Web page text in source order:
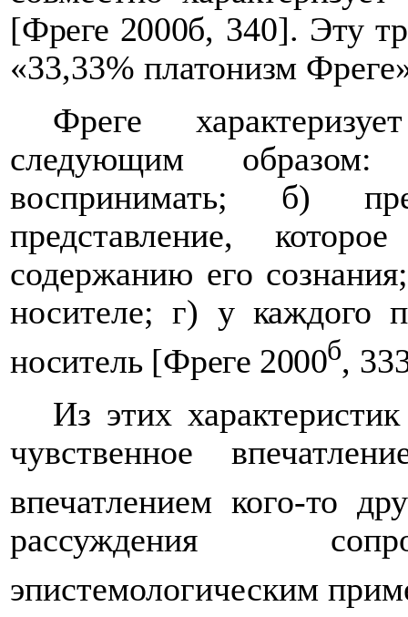
[Фреге 2000б, 340]. Эту
«33,33% платонизм
Фреге
следующим образом:
воспринимать; б)
представление,
содержанию его
носителе; г) укаждого
носитель[Фреге 2000б,
Из этих
чувственное
впечатлением кого-то
рассуждения
эпистемологическим